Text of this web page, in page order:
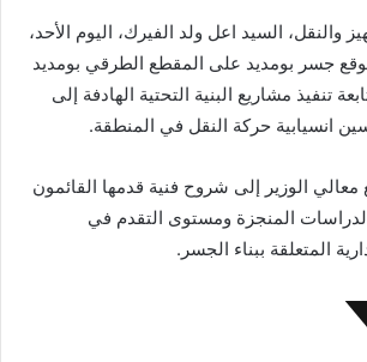
والنقل، السيد اعل ولد الفيرك، اليوم الأحد،
جسر بومديد على المقطع الطرقي بومديد
تنفيذ مشاريع البنية التحتية الهادفة إلى
انسيابية حركة النقل في المنطقة.
معالي الوزير إلى شروح فنية قدمها القائمون
المنجزة ومستوى التقدم في
المتعلقة ببناء الجسر.